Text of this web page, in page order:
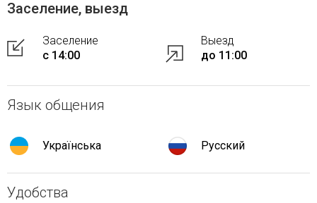
Заселение, выезд
Заселение
с 14:00
Выезд
до 11:00
Язык общения
Українська Русский
Удобства